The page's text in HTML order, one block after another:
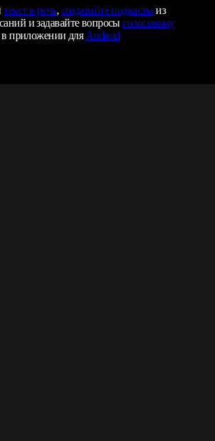
текст в речь, создавайте подкастыиз
и задавайте вопросыголосовому
приложении дляAndroid